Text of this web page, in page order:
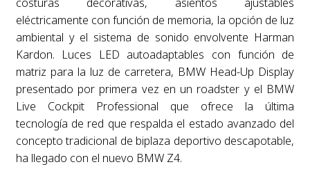
eléctricamente con función de memoria, la opción de luz
ambiental y el sistema de sonido envolvente Harman
Kardon. Luces LED autoadaptables con función de
matriz para la luz de carretera, BMW Head-Up Display
presentado por primera vez en un roadster y el BMW
Live Cockpit Professional que ofrece la última
tecnología de red que respalda el estado avanzado del
concepto tradicional de biplaza deportivo descapotable,
ha llegado con el nuevo BMW Z4.